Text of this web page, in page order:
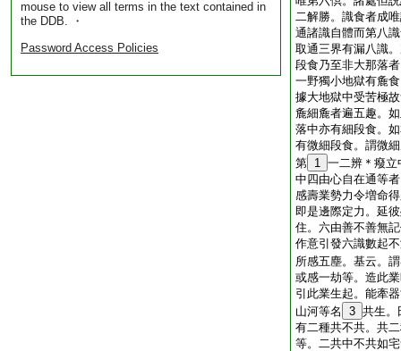
mouse to view all terms in the text contained in
the DDB. ・
Password Access Policies
二解勝。識食者成
通諸識自體而第八
取通三界有漏八識
段食乃至非大那落
一野獨小地獄有麁
據大地獄中受苦極
麁細麁者遍五趣。
落中亦有細段食。
有微細段食。謂微
第 1 一二辨＊癈立
中四由心自在通等
感壽業勢力令増命
即是邊際定力。延
住。六由善不善無
作意引發六識數起
所感五塵。基云。
或感一劫等。造此
引此業生起。能牽
山河等名
3 共生。
有二種共不共。共
等。二共中不共如